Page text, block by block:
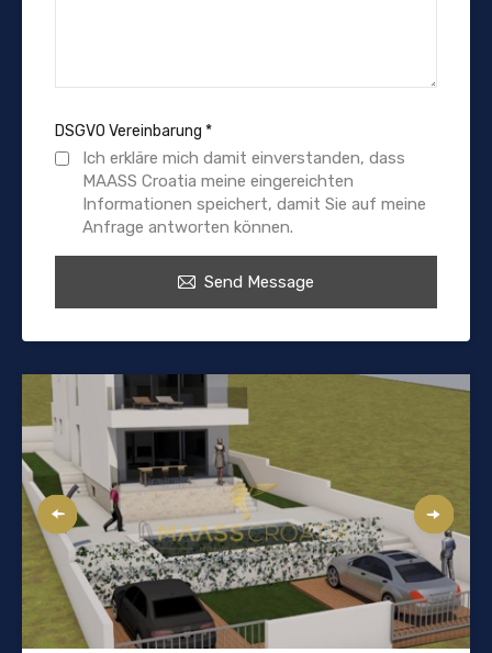
DSGVO Vereinbarung *
Ich erkläre mich damit einverstanden, dass
MAASS Croatia meine eingereichten
Informationen speichert, damit Sie auf meine
Anfrage antworten können.
Send Message